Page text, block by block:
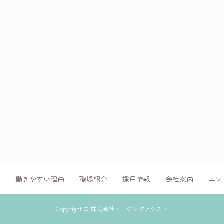
働きやすい理由 職場紹介 採用情報 会社案内 エ
Copyright © 株式会社エージングアシスト